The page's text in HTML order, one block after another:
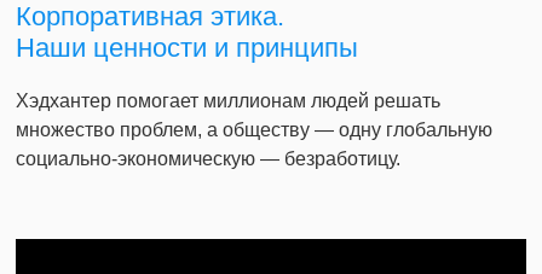
Корпоративная этика.
Наши ценности и принципы
Хэдхантер помогает миллионам людей решать
множество проблем, а обществу — одну глобальную
социально-экономическую — безработицу.